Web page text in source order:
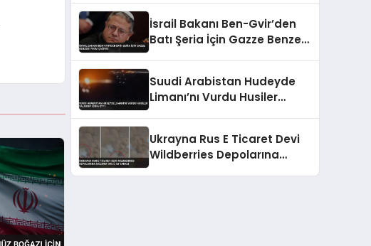
İsrail Bakanı Ben-Gvir’den
Batı Şeria İçin Gazze Benzeri
Suudi Arabistan Hudeyde
Limanı’nı Vurdu Husiler
Ukrayna Rus E Ticaret Devi
Wildberries Depolarına